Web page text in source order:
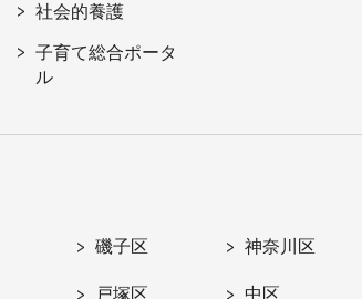
社会的養護
子育て総合ポータ
ル
磯子区 神奈川区
戸塚区 中区